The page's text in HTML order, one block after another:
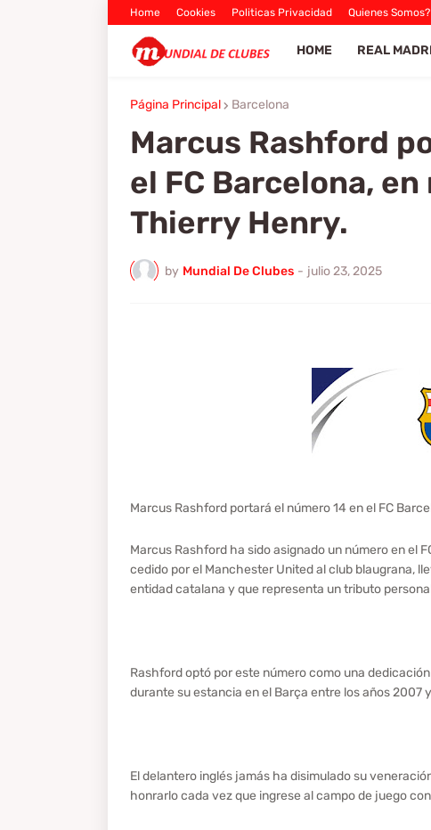
Home Cookies Politicas Privacidad Quienes Somos?
HOME REAL
Página Principal Barcelona
Marcus Rashford
el FC Barcelona,
Thierry Henry.
by Mundial De Clubes - julio 23, 2025
Marcus Rashford portará el número 14 en el FC
Marcus Rashford ha sido asignado un número en el
cedido por el Manchester United al club blaugrana,
entidad catalana y que representa un tributo
Rashford optó por este número como una
durante su estancia en el Barça entre los años 2007
El delantero inglés jamás ha disimulado su
honrarlo cada vez que ingrese al campo de juego